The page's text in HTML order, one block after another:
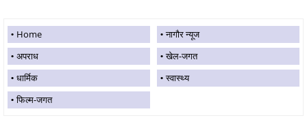
Home
नागौर न्यूज
अपराध
खेल-जगत
धार्मिक
स्वास्थ्य
फिल्म-जगत